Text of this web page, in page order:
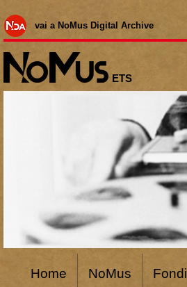
Home NoMus Fondi
vai a NoMus Digital Archive
ETS